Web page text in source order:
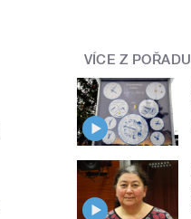
VÍCE Z POŘADU